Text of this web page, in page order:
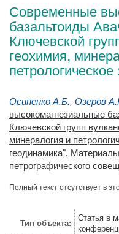
Современные
базальтоиды
Ключевской
геохимия,
Осипенко А.Б., Озеров
высокомагнезиальные
Ключевской групп
минералогия и
геодинамика".
петрографического
Полный текст отсутствует в
Тип объекта:
Статья в